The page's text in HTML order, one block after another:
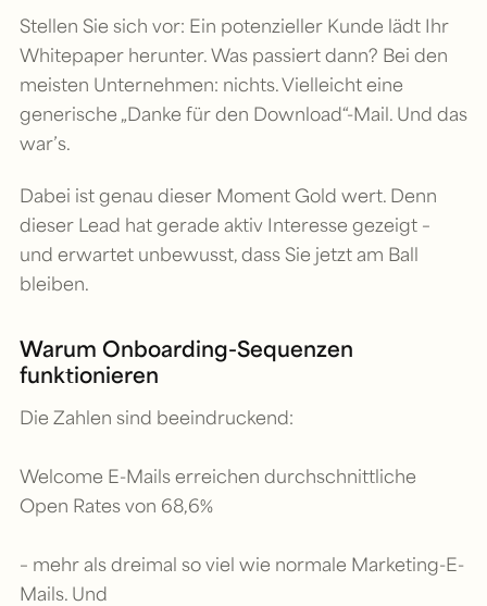
Stellen Sie sich vor: Ein potenzieller Kunde lädt Ihr
Whitepaper herunter. Was passiert dann? Bei den
meisten Unternehmen: nichts. Vielleicht eine
generische „Danke für den Download“-Mail. Und das
war’s.
Dabei ist genau dieser Moment Gold wert. Denn
dieser Lead hat gerade aktiv Interesse gezeigt –
und erwartet unbewusst, dass Sie jetzt am Ball
bleiben.
Warum Onboarding-Sequenzen
funktionieren
Die Zahlen sind beeindruckend:
Welcome E-Mails erreichen durchschnittliche
Open Rates von 68,6%
– mehr als dreimal so viel wie normale Marketing-E-
Mails. Und